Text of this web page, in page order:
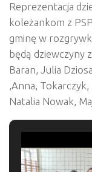
Reprezentacja
koleżankom z
gminę w
będą dziewczyny
Baran, Julia
,Anna,
Natalia Nowak,